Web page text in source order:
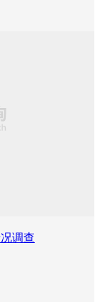
调查